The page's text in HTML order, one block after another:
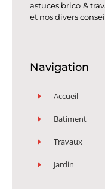
astuces brico &
et nos divers
Navigation
Accueil
Batiment
Travaux
Jardin